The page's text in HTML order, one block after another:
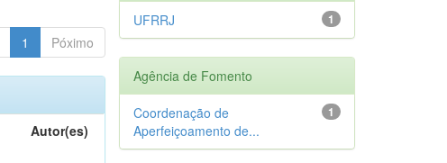
1 Póximo
Autor(es)
1
UFRRJ
Agência de Fomento
1
Coordenação de
Aperfeiçoamento de...